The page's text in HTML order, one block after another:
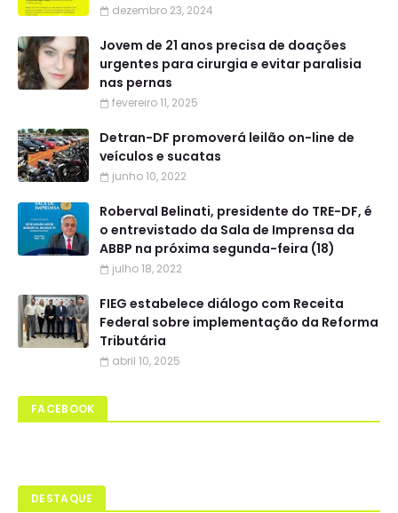
dezembro 23, 2024
Jovem de 21 anos precisa de doações
urgentes para cirurgia e evitar paralisia
nas pernas
fevereiro 11, 2025
Detran-DF promoverá leilão on-line de
veículos e sucatas
junho 10, 2022
Roberval Belinati, presidente do TRE-DF, é
o entrevistado da Sala de Imprensa da
ABBP na próxima segunda-feira (18)
julho 18, 2022
FIEG estabelece diálogo com Receita
Federal sobre implementação da Reforma
Tributária
abril 10, 2025
FACEBOOK
DESTAQUE